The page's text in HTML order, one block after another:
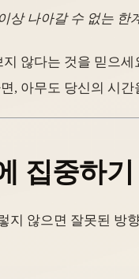
상 나아갈 수 없는 한
않다는 것을 믿으세
, 아무도 당신의 시
집중하기
지 않으면 잘못된 방